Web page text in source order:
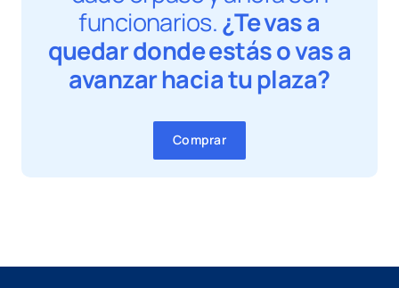
funcionarios.¿Te vas a
quedar donde estás o vas a
avanzar hacia tu plaza?
Comprar